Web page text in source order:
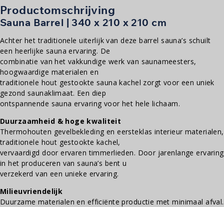
340
x
210
210
cm
aantal
Productomschrijving
Sauna Barrel | 340 x 210 x 210 cm
Achter het traditionele uiterlijk van deze barrel sauna’s schuilt
een heerlijke sauna ervaring. De
combinatie van het vakkundige werk van saunameesters,
hoogwaardige materialen en
traditionele hout gestookte sauna kachel zorgt voor een uniek
gezond saunaklimaat. Een diep
ontspannende sauna ervaring voor het hele lichaam.
Duurzaamheid & hoge kwaliteit
Thermohouten gevelbekleding en eersteklas interieur materialen,
traditionele hout gestookte kachel,
vervaardigd door ervaren timmerlieden. Door jarenlange ervaring
in het produceren van sauna’s bent u
verzekerd van een unieke ervaring.
Milieuvriendelijk
Duurzame materialen en efficiënte productie met minimaal afval.